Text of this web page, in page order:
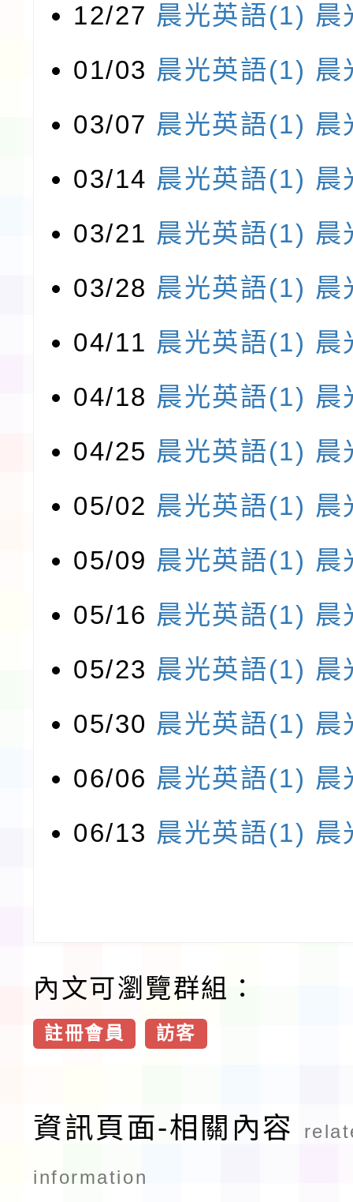
12/27 晨光英語(1) 晨
01/03 晨光英語(1) 晨
03/07 晨光英語(1) 晨
03/14 晨光英語(1) 晨
03/21 晨光英語(1) 晨
03/28 晨光英語(1) 晨
04/11 晨光英語(1) 晨
04/18 晨光英語(1) 晨
04/25 晨光英語(1) 晨
05/02 晨光英語(1) 晨
05/09 晨光英語(1) 晨
05/16 晨光英語(1) 晨
05/23 晨光英語(1) 晨
05/30 晨光英語(1) 晨
06/06 晨光英語(1) 晨
06/13 晨光英語(1) 晨
內文可瀏覽群組：
註冊會員 訪客
資訊頁面-相關內容
information